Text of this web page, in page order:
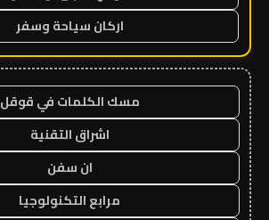
اركان سياحة وسفر
مسك الكلمات في قوقل
اشراق التقنية
ان سفن
مرابع التكنولوجيا